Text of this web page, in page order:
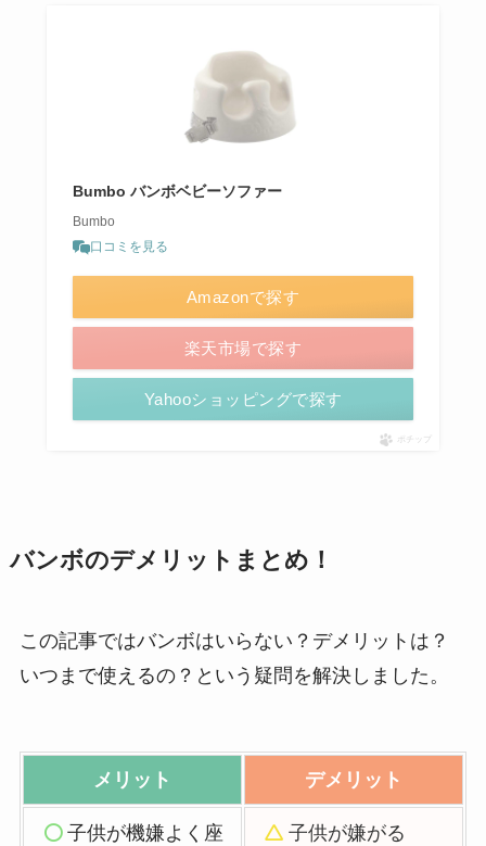
Bumbo バンボベビーソファー
Bumbo
口コミを見る
Amazonで探す
楽天市場で探す
Yahooショッピングで探す
ポチップ
バンボのデメリットまとめ！
この記事ではバンボはいらない？デメリットは？
いつまで使えるの？という疑問を解決しました。
メリット デメリット
子供が機嫌よく座
子供が嫌がる